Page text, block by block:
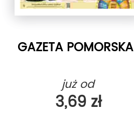
GAZETA POMORSKA
już od
3,69 zł